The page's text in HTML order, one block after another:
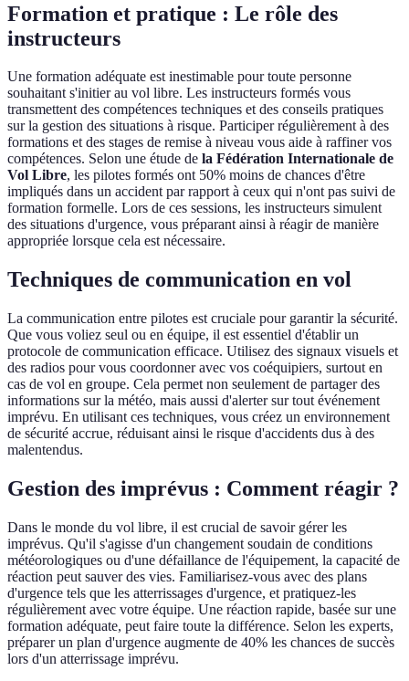
Formation et pratique : Le rôle des
instructeurs
Une formation adéquate est inestimable pour toute personne
souhaitant s'initier au vol libre. Les instructeurs formés vous
transmettent des compétences techniques et des conseils pratiques
sur la gestion des situations à risque. Participer régulièrement à des
formations et des stages de remise à niveau vous aide à raffiner vos
compétences. Selon une étude de la Fédération Internationale de
Vol Libre, les pilotes formés ont 50% moins de chances d'être
impliqués dans un accident par rapport à ceux qui n'ont pas suivi de
formation formelle. Lors de ces sessions, les instructeurs simulent
des situations d'urgence, vous préparant ainsi à réagir de manière
appropriée lorsque cela est nécessaire.
Techniques de communication en vol
La communication entre pilotes est cruciale pour garantir la sécurité.
Que vous voliez seul ou en équipe, il est essentiel d'établir un
protocole de communication efficace. Utilisez des signaux visuels et
des radios pour vous coordonner avec vos coéquipiers, surtout en
cas de vol en groupe. Cela permet non seulement de partager des
informations sur la météo, mais aussi d'alerter sur tout événement
imprévu. En utilisant ces techniques, vous créez un environnement
de sécurité accrue, réduisant ainsi le risque d'accidents dus à des
malentendus.
Gestion des imprévus : Comment réagir ?
Dans le monde du vol libre, il est crucial de savoir gérer les
imprévus. Qu'il s'agisse d'un changement soudain de conditions
météorologiques ou d'une défaillance de l'équipement, la capacité de
réaction peut sauver des vies. Familiarisez-vous avec des plans
d'urgence tels que les atterrissages d'urgence, et pratiquez-les
régulièrement avec votre équipe. Une réaction rapide, basée sur une
formation adéquate, peut faire toute la différence. Selon les experts,
préparer un plan d'urgence augmente de 40% les chances de succès
lors d'un atterrissage imprévu.